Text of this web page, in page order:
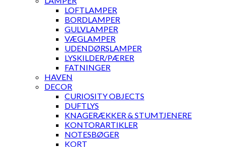
LOFTLAMPER
BORDLAMPER
GULVLAMPER
VÆGLAMPER
UDENDØRSLAMPER
LYSKILDER/PÆRER
FATNINGER
HAVEN
DECOR
CURIOSITY OBJECTS
DUFTLYS
KNAGERÆKKER & STUMTJENERE
KONTORARTIKLER
NOTESBØGER
KORT